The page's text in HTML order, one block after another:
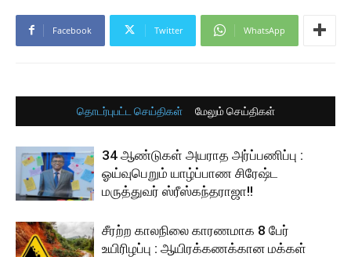
Facebook Twitter WhatsApp
தொடர்புபட்ட செய்திகள் மேலும் செய்திகள்
34 ஆண்டுகள் அயராத அர்ப்பணிப்பு :
ஓய்வுபெறும் யாழ்ப்பாண சிரேஷ்ட
மருத்துவர் ஸ்ரீஸ்கந்தராஜா!!
சீரற்ற காலநிலை காரணமாக 8 பேர்
உயிரிழப்பு : ஆயிரக்கணக்கான மக்கள்